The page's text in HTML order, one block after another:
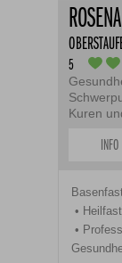
5
Kuren
INFO